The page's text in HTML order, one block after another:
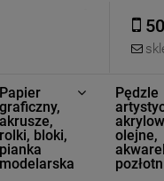
Papier
graficzny,
akrusze,
rolki, bloki,
pianka
modelarska
Pędzle
olejne,